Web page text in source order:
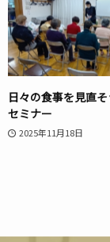
日々の食事を見直
セミナー
2025年11月18日